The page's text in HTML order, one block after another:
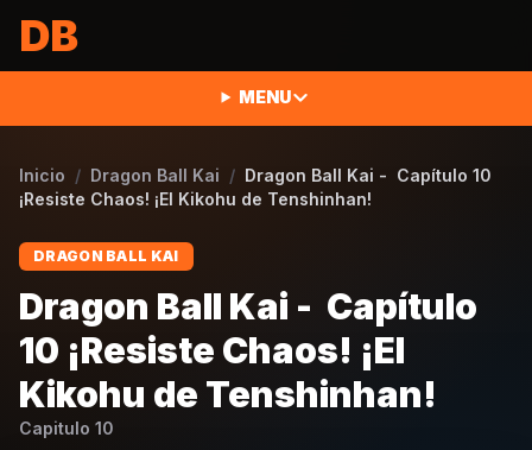
DB
MENU
Inicio / Dragon Ball Kai / Dragon Ball Kai - Capítulo 10
¡Resiste Chaos! ¡El Kikohu de Tenshinhan!
DRAGON BALL KAI
Dragon Ball Kai - Capítulo
10 ¡Resiste Chaos! ¡El
Kikohu de Tenshinhan!
Capitulo 10